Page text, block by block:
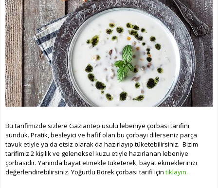
Bu tarifimizde sizlere Gaziantep usulü lebeniye çorbası tarifini
sunduk. Pratik, besleyici ve hafif olan bu çorbayı dilerseniz parça
tavuk etiyle ya da etsiz olarak da hazırlayıp tüketebilirsiniz. Bizim
tarifimiz 2 kişilik ve geleneksel kuzu etiyle hazırlanan lebeniye
çorbasıdır. Yanında bayat etmekle tüketerek, bayat ekmeklerinizi
değerlendirebilirsiniz. Yoğurtlu Börek çorbası tarifi için tıklayın.